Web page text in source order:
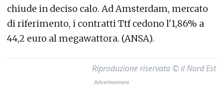
chiude in deciso calo. Ad Amsterdam, mercato
di riferimento, i contratti Ttf cedono l'1,86% a
44,2 euro al megawattora. (ANSA).
Riproduzione riservata © il Nord Est